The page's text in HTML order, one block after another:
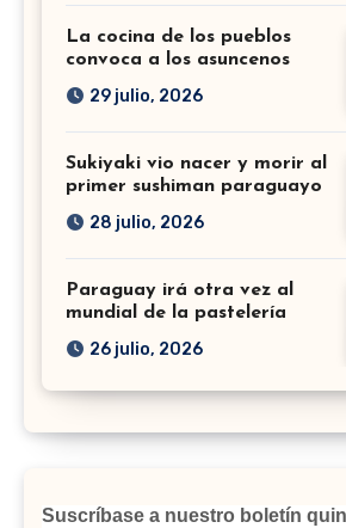
La cocina de los pueblos
convoca a los asuncenos
29 julio, 2026
Sukiyaki vio nacer y morir al
primer sushiman paraguayo
28 julio, 2026
Paraguay irá otra vez al
mundial de la pastelería
26 julio, 2026
Suscríbase a nuestro boletín